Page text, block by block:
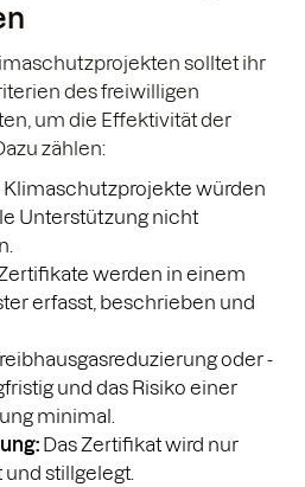
solltet ihr
des freiwilligen
um die Effektivität der
zählen:
Klimaschutzprojekte würden
Unterstützung nicht
werden in einem
erfasst, beschrieben und
oder -
und das Risiko einer
minimal.
Das Zertifikat wird nur
stillgelegt.